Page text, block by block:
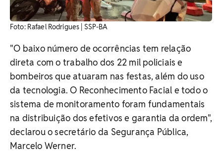
Foto: Rafael Rodrigues | SSP-BA
"O baixo número de ocorrências tem relação
direta com o trabalho dos 22 mil policiais e
bombeiros que atuaram nas festas, além do uso
da tecnologia. O Reconhecimento Facial e todo o
sistema de monitoramento foram fundamentais
na distribuição dos efetivos e garantia da ordem",
declarou o secretário da Segurança Pública,
Marcelo Werner.